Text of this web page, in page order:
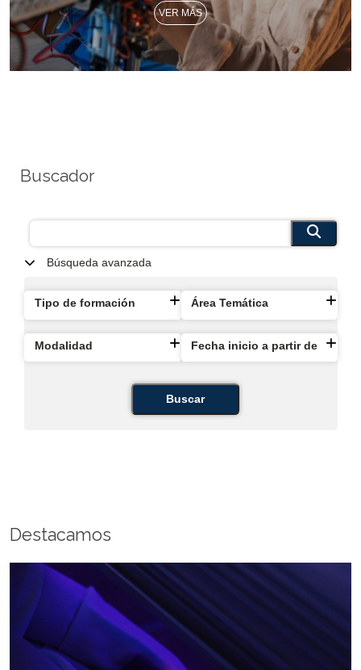
VER MÁS
Buscador
Búsqueda avanzada
Tipo de formación Área Temática
Modalidad Fecha inicio a partir de
Buscar
Destacamos